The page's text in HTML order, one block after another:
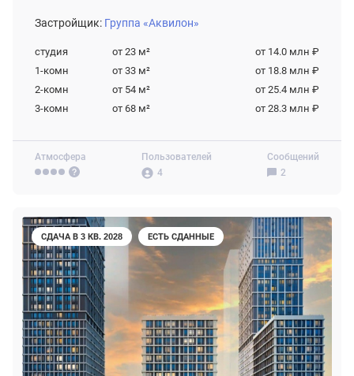
Атмосфера
Пользователей
4
Сообщений
2
Застройщик: Группа «Аквилон»
студия от 23 м²
от 14.0 млн ₽
1-комн
от 33 м²
от 18.8 млн ₽
2-комн
от 54 м²
от 25.4 млн ₽
3-комн
от 68 м² от 28.3 млн ₽
СДАЧА В 3 КВ. 2028 ЕСТЬ СДАННЫЕ